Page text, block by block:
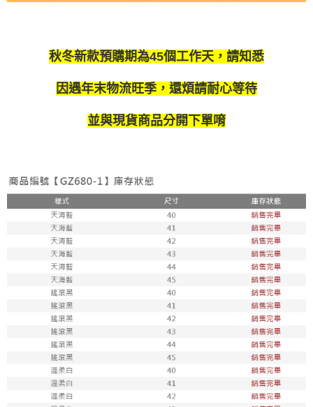
每筆NT$100，滿NT$1,800(含以上)免運費
每筆NT$100，滿NT$1,800(含以上)免運費
每筆NT$150，滿NT$1,800(含以上)免運費
秋冬新款預購期為45個工作天，請知悉
因遇年末物流旺季，還煩請耐心等待
並與現貨商品分開下單唷